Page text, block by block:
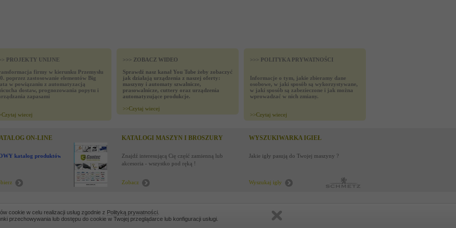
PROJEKTY UNIJNE
firmy w kierunku Przemysłu
poprzez zastosowanie elementów Big
w powiązaniu z automatyzacją
dostaw, prognozowania popytu i
zapasami
Czytaj wiecej
>>> ZOBACZ WIDEO
Sprawdź nasz kanał You Tube żeby zobaczyć
jak działają urządzenia z naszej oferty:
maszyny i automaty szwalnicze,
prasowalnicze, cuttery oraz urządzenia
automatyzujące produkcje.
>>Czytaj wiecej
>>> POLITYKA PRYWATNOŚCI
Informacje o tym, jakie zbieramy dane
osobowe, w jaki sposób są wykorzystywane,
w jaki sposób są zabezieczone i jak można
wprowadzać w nich zmiany.
>>Czytaj wiecej
ON-LINE
katalog produktów !
KATALOGI MASZYN I BROSZURY
Znajdź interesującą Cię część zamienną lub
akcesoria - wszystko pod ręką !
Zobacz
WYSZUKIWARKA IGIEŁ
Jakie igły pasują do Twojej maszyny ?
Wyszukaj igły
WARUNKI ZAKUPÓW FAQ OGŁOSZENIA
cookie w celu realizacji usług zgodnie z Polityką prywatności
przechowywania lub dostępu do cookie w Twojej przeglądarce lub konfiguracji usługi.